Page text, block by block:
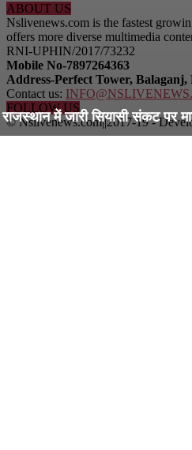
राजस्थान में जारी सियासी संकट पर
ABOUT US
Nslivenews.com is the fastest
offers more diverse multimedia
RNI-UPHIN/2017/73232
Mobile No-7897264363
Address-Perfect Tower,
Contact us:
FOLLOW US
© Nslivenews.com||2017-19 -